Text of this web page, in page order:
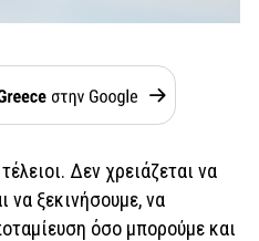
Δεν χρειάζεται να
να ξεκινήσουμε, να
όσο μπορούμε και